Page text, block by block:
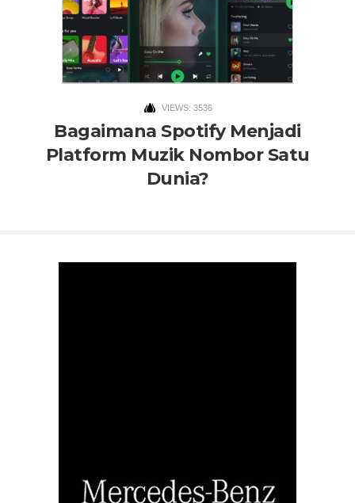
VIEWS: 3536
Bagaimana Spotify Menjadi
Platform Muzik Nombor Satu
Dunia?